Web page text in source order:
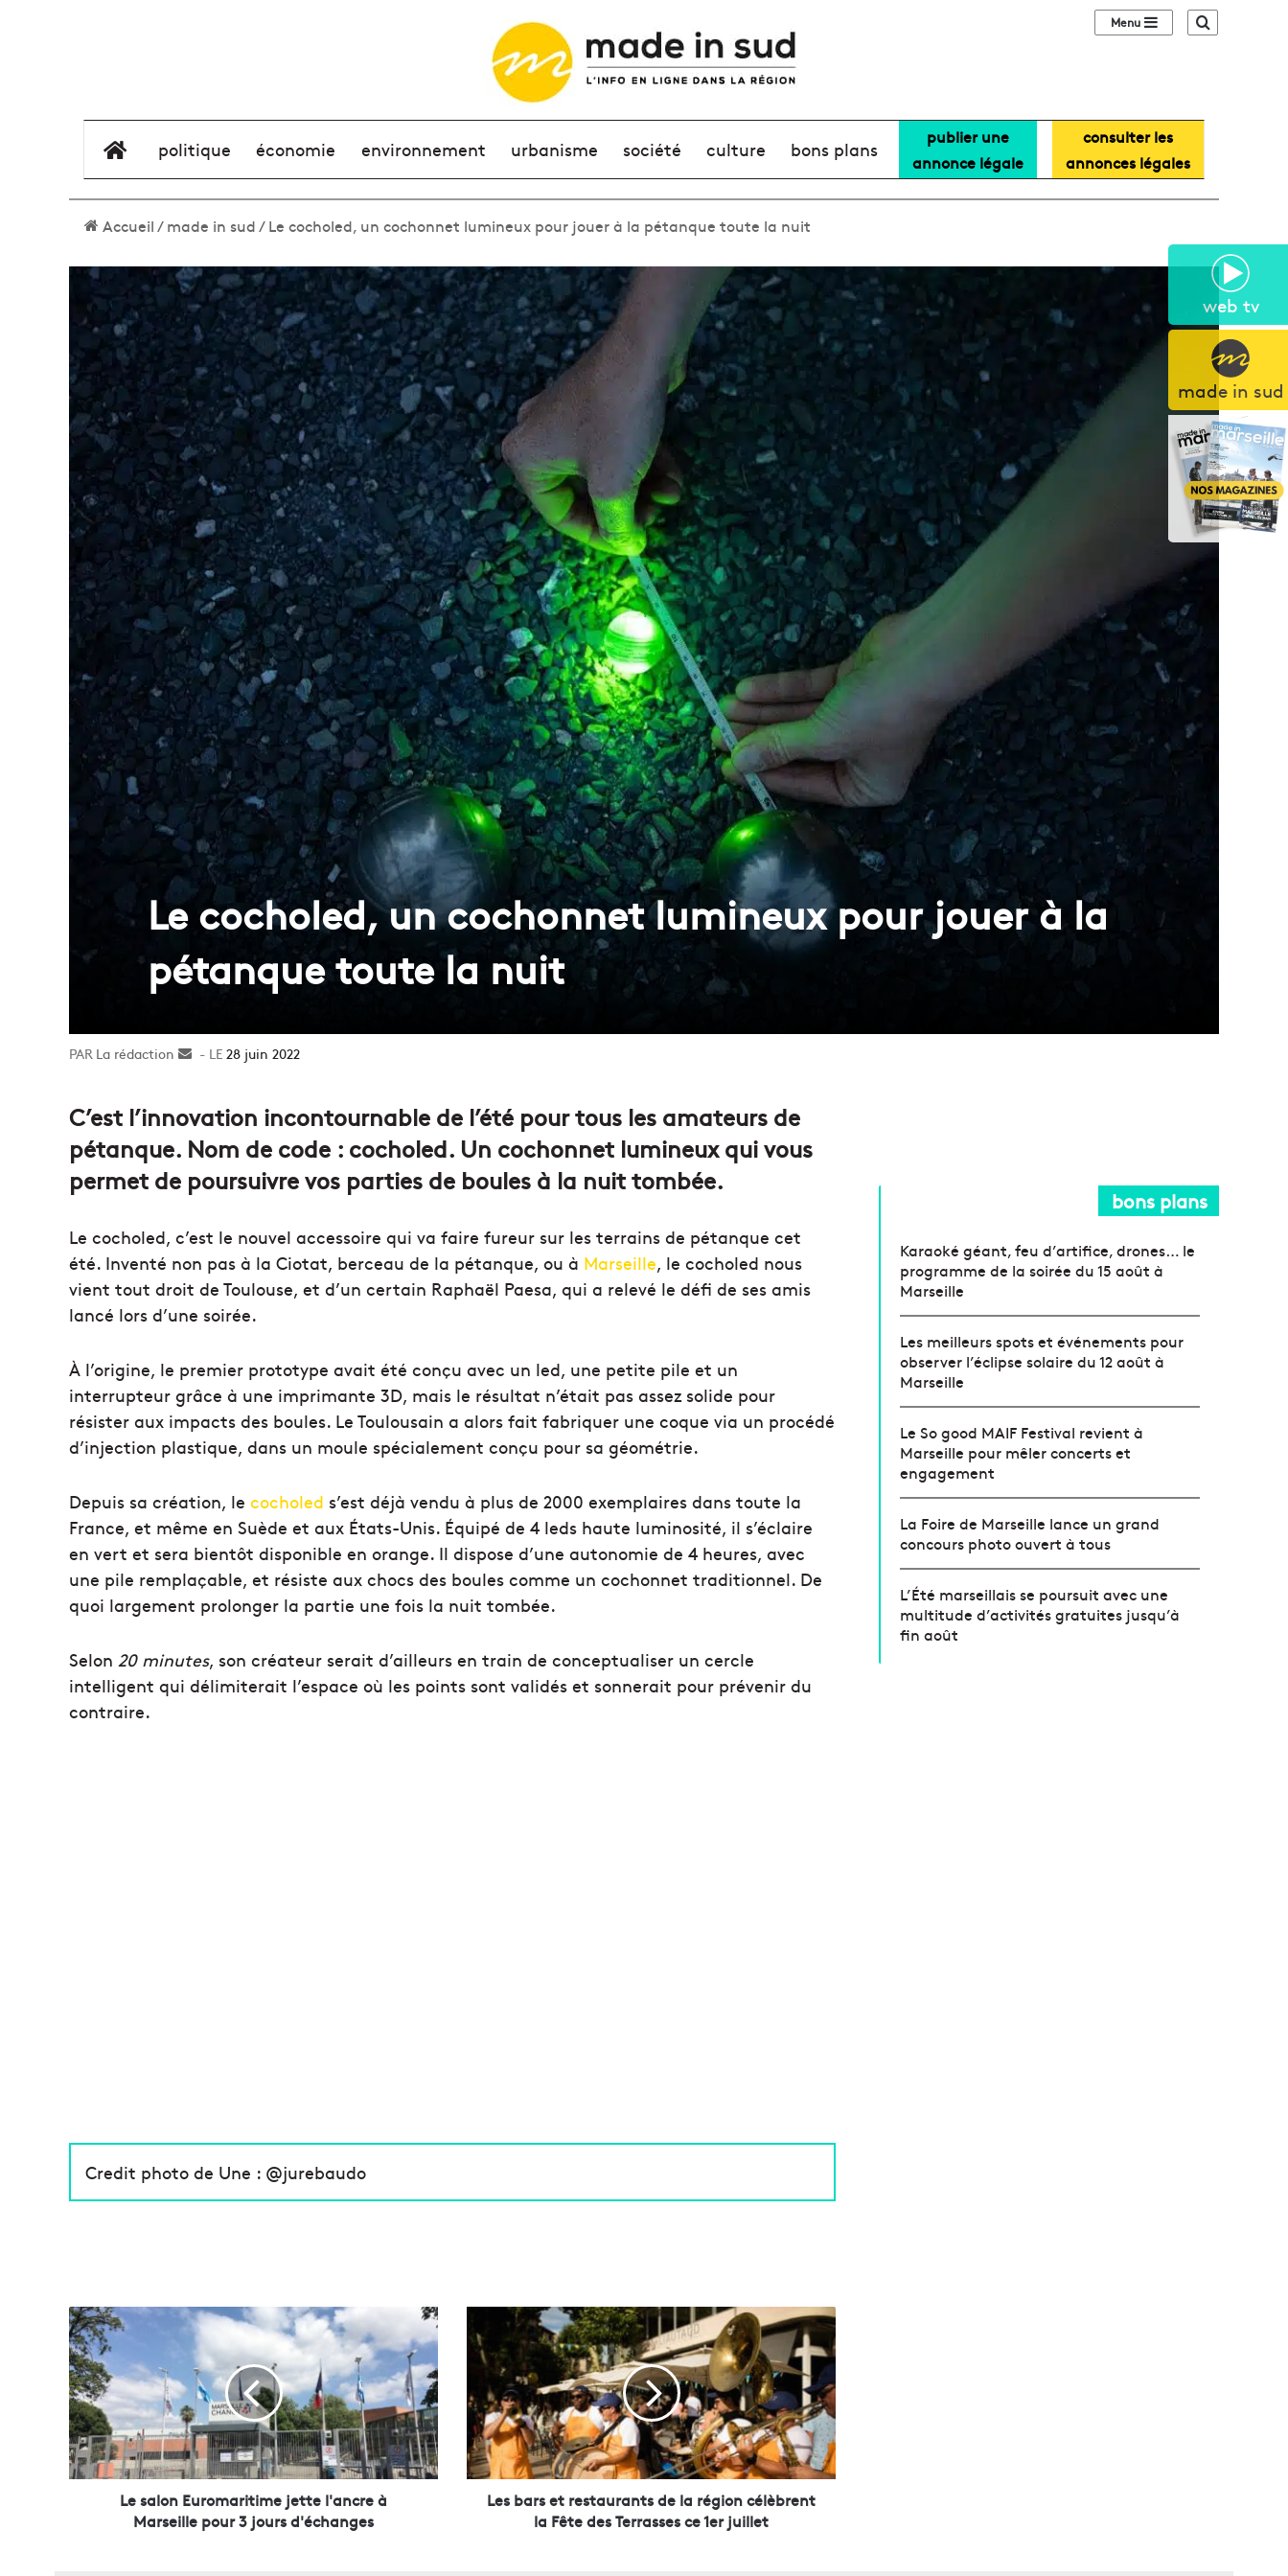
web tv
made in sud
Sidebar (barre
élément de menu
politique économie environnement urbanisme société culture bons plans
publier une
annonce légale
consulter les
annonces légales
Accueil/made in sud/Le cocholed, un cochonnet lumineux pour jouer à la pétanque toute la nuit
Le cocholed, un cochonnet lumineux pour jouer à la
pétanque toute la nuit
La rédaction
Envoyer28 juin 2022
C’est l’innovation incontournable de l’été pour tous les amateurs de
pétanque. Nom de code : cocholed. Un cochonnet lumineux qui vous
permet de poursuivre vos parties de boules à la nuit tombée.
Le cocholed, c’est le nouvel accessoire qui va faire fureur sur les terrains de pétanque cet
été. Inventé non pas à la Ciotat, berceau de la pétanque, ou à Marseille, le cocholed nous
vient tout droit de Toulouse, et d’un certain Raphaël Paesa, qui a relevé le défi de ses amis
lancé lors d’une soirée.
À l’origine, le premier prototype avait été conçu avec un led, une petite pile et un
interrupteur grâce à une imprimante 3D, mais le résultat n’était pas assez solide pour
résister aux impacts des boules. Le Toulousain a alors fait fabriquer une coque via un procédé
d’injection plastique, dans un moule spécialement conçu pour sa géométrie.
Depuis sa création, le cocholed s’est déjà vendu à plus de 2000 exemplaires dans toute la
France, et même en Suède et aux États-Unis. Équipé de 4 leds haute luminosité, il s’éclaire
en vert et sera bientôt disponible en orange. Il dispose d’une autonomie de 4 heures, avec
une pile remplaçable, et résiste aux chocs des boules comme un cochonnet traditionnel. De
quoi largement prolonger la partie une fois la nuit tombée.
Selon 20 minutes, son créateur serait d’ailleurs en train de conceptualiser un cercle
intelligent qui délimiterait l’espace où les points sont validés et sonnerait pour prévenir du
contraire.
Credit photo de Une : @jurebaudo
L
e
s
a
l
o
n
E
u
Le salon Euromaritime jette l'ancre à
Marseille pour 3 jours d'échanges
e
a
s
e
t
Les bars et restaurants de la région célèbrent
la Fête des Terrasses ce 1er juillet
bons plans
Karaoké géant, feu d’artifice, drones… le
programme de la soirée du 15 août à
Marseille
Les meilleurs spots et événements pour
observer l’éclipse solaire du 12 août à
Marseille
Le So good MAIF Festival revient à
Marseille pour mêler concerts et
engagement
La Foire de Marseille lance un grand
concours photo ouvert à tous
L’Été marseillais se poursuit avec une
multitude d’activités gratuites jusqu’à
fin août